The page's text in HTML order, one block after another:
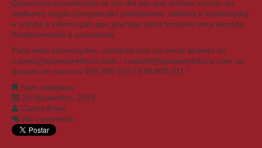
Queremos providenciar-te um dia em que tenhas acesso às
melhores vagas (progressão profissional, salários e localização)
e a toda a informação que precisas para tomares uma decisão
fundamentada e consciente.
Para mais informações, contacta-nos via email através do
c.enes@epsnworkforce.com /r.rebelo@epsnworkforce.com ou
através do número 938 809 012/938 809 011.”
Sem categoria
20 Novembro, 2015
Carlos Enes
No comments